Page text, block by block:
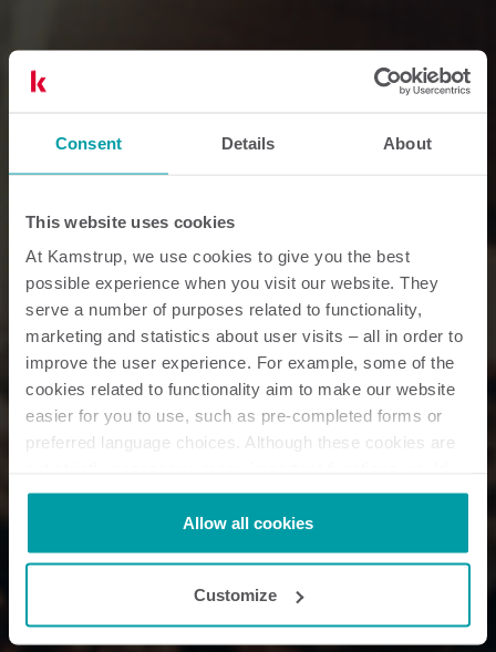
Consent Details About
This website uses cookies
At Kamstrup, we use cookies to give you the best
possible experience when you visit our website. They
serve a number of purposes related to functionality,
marketing and statistics about user visits – all in order to
improve the user experience. For example, some of the
cookies related to functionality aim to make our website
easier for you to use, such as pre-completed forms or
preferred language choices. Although these cookies are
not be available without them.
Kamstrup makes use of third-party cookies. A third-party
cookie is installed by someone other than us, such as
analysis programmes.
You can at any time change or withdraw your consent
Allow all cookies
Customize